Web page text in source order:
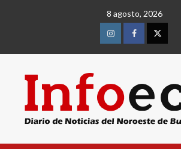
8 agosto, 2026
InstagramFacebookTwitter